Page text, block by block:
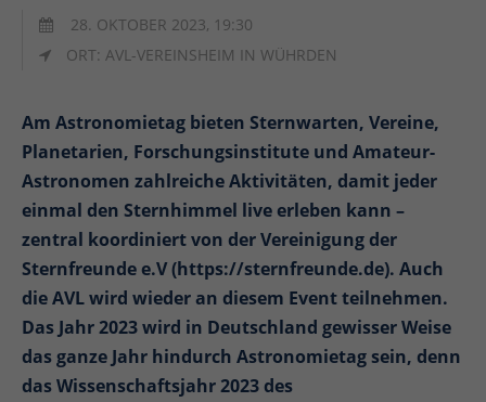
28. OKTOBER 2023, 19:30
ORT: AVL-VEREINSHEIM IN WÜHRDEN
Am Astronomietag bieten Sternwarten, Vereine,
Planetarien, Forschungsinstitute und Amateur-
Astronomen zahlreiche Aktivitäten, damit jeder
einmal den Sternhimmel live erleben kann –
zentral koordiniert von der Vereinigung der
Sternfreunde e.V (https://sternfreunde.de). Auch
die AVL wird wieder an diesem Event teilnehmen.
Das Jahr 2023 wird in Deutschland gewisser Weise
das ganze Jahr hindurch Astronomietag sein, denn
das Wissenschaftsjahr 2023 des